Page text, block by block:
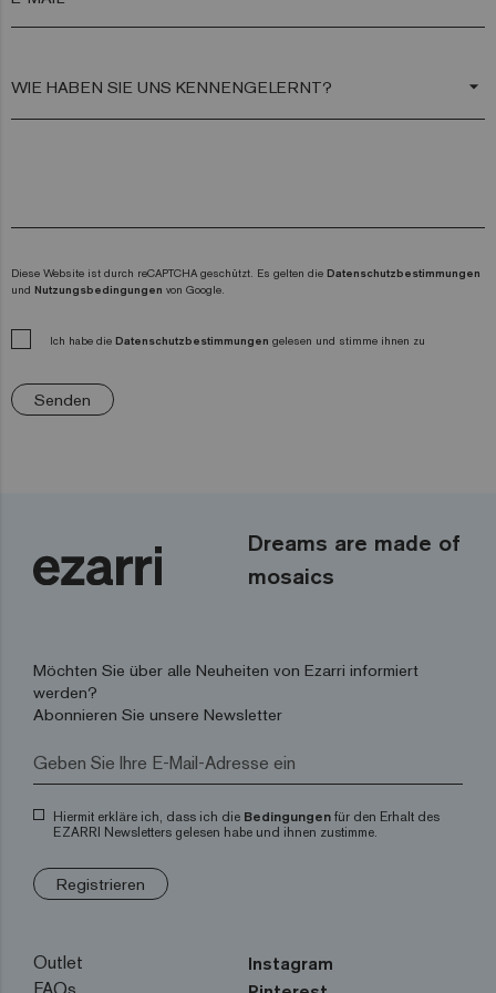
arrow_drop_down
Diese Website ist durch reCAPTCHA geschützt. Es gelten die Datenschutzbestimmungen
und Nutzungsbedingungen von Google.
Ich habe die Datenschutzbestimmungen gelesen und stimme ihnen zu
Senden
Dreams are made of
mosaics
Möchten Sie über alle Neuheiten von Ezarri informiert
werden?
Abonnieren Sie unsere Newsletter
Hiermit erkläre ich, dass ich die Bedingungen für den Erhalt des
EZARRI Newsletters gelesen habe und ihnen zustimme.
Registrieren
Outlet
Instagram